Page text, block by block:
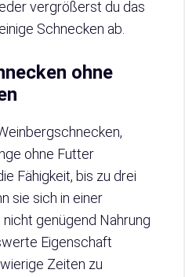
vergrößerst du das
Schnecken ab.
ohne
ohne Futter
Fähigkeit, bis zu drei
sie sich in einer
genügend Nahrung
Eigenschaft
Zeiten zu